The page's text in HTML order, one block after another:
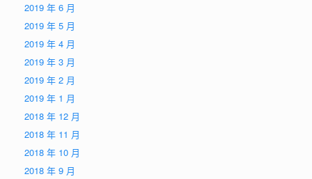
2019 年 6 月
2019 年 5 月
2019 年 4 月
2019 年 3 月
2019 年 2 月
2019 年 1 月
2018 年 12 月
2018 年 11 月
2018 年 10 月
2018 年 9 月